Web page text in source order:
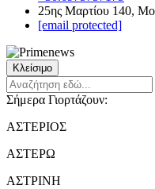
25ης Μαρτίου 140,
[email protected]
Κλείσιμο
Σήμερα Γιορτάζουν:
ΑΣΤΕΡΙΟΣ
ΑΣΤΕΡΩ
ΑΣΤΡΙΝΗ